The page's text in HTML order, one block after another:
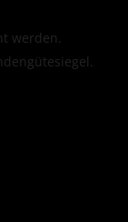
werden.